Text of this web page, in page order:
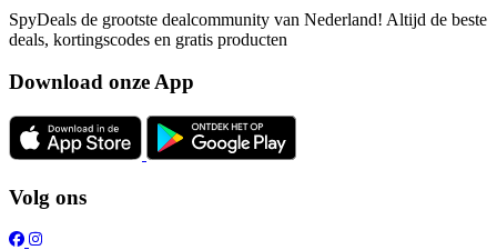
SpyDeals de grootste dealcommunity van Nederland! Altijd de beste
deals, kortingscodes en gratis producten
Download onze App
Volg ons